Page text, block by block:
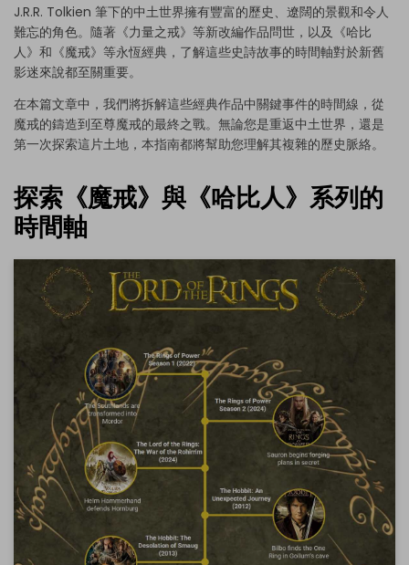
J.R.R. Tolkien 筆下的中土世界擁有豐富的歷史、遼闊的景觀和令人
難忘的角色。隨著《力量之戒》等新改編作品問世，以及《哈比
人》和《魔戒》等永恆經典，了解這些史詩故事的時間軸對於新舊
影迷來說都至關重要。
在本篇文章中，我們將拆解這些經典作品中關鍵事件的時間線，從
魔戒的鑄造到至尊魔戒的最終之戰。無論您是重返中土世界，還是
第一次探索這片土地，本指南都將幫助您理解其複雜的歷史脈絡。
探索《魔戒》與《哈比人》系列的
時間軸